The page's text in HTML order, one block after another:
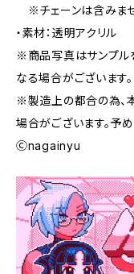
※チェーンは含みま
・素材：透明アクリル
※商品写真はサンプル
なる場合がございます
※製造上の都合の為、
場合がございます。予
Ⓒnagainyu